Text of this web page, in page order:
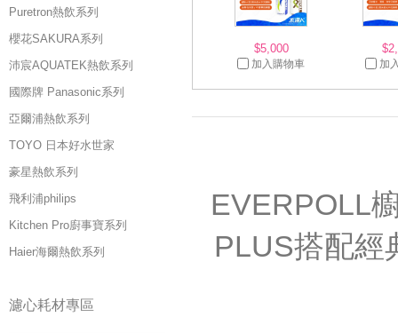
Puretron熱飲系列
櫻花SAKURA系列
沛宸AQUATEK熱飲系列
國際牌 Panasonic系列
亞爾浦熱飲系列
TOYO 日本好水世家
豪星熱飲系列
飛利浦philips
Kitchen Pro廚事寶系列
Haier海爾熱飲系列
濾心耗材專區
$5,000
加入購物車 加
EVERPOLL
PLUS搭配經